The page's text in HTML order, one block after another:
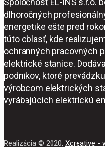
Spoločnosť EL-INŠ s.r.o.
dlhoročných
energetike ešte pred
túto oblasť, kde
ochranných pracovných
elektrické stanice.
podnikov, ktoré
výrobcom elektrických
vyrábajúcich elektrickú
Realizácia © 2020, Xcreative -